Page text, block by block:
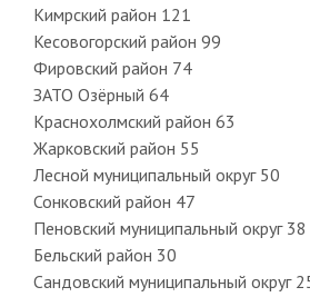
Кимрский район 121
Кесовогорский район 99
Фировский район 74
ЗАТО Озёрный 64
Краснохолмский район 63
Жарковский район 55
Лесной муниципальный округ 50
Сонковский район 47
Пеновский муниципальный округ 38
Бельский район 30
Сандовский муниципальный округ